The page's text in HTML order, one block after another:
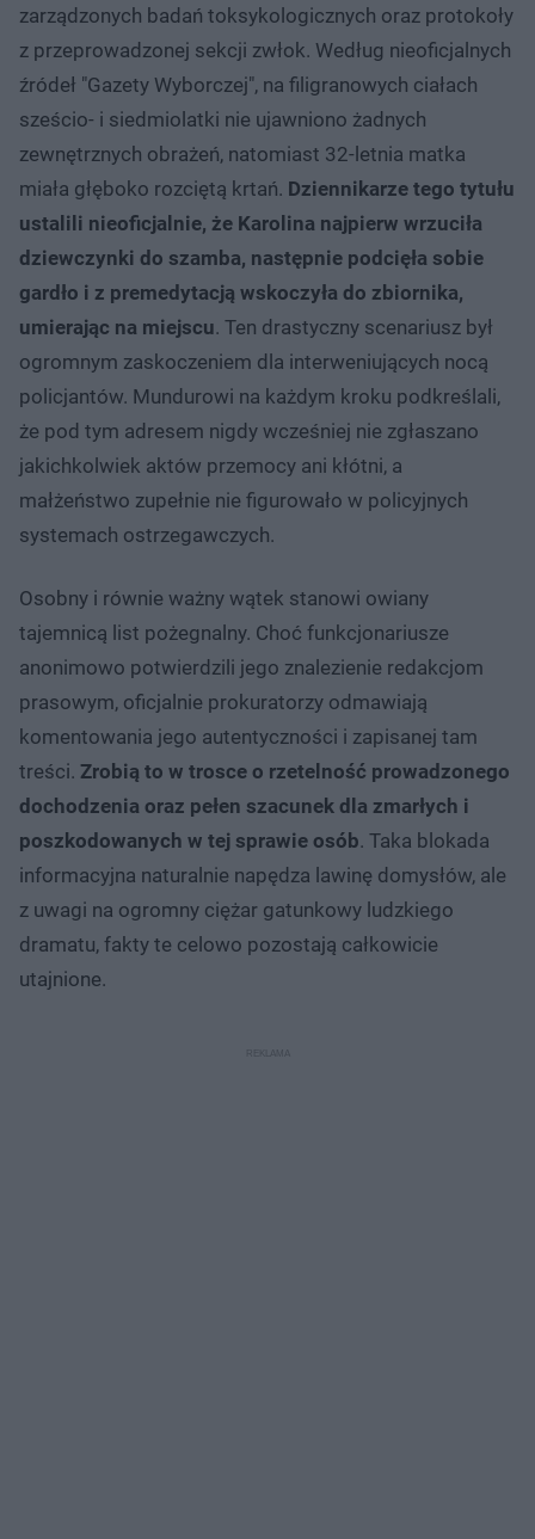
zarządzonych badań toksykologicznych oraz protokoły
z przeprowadzonej sekcji zwłok. Według nieoficjalnych
źródeł "Gazety Wyborczej", na filigranowych ciałach
sześcio- i siedmiolatki nie ujawniono żadnych
zewnętrznych obrażeń, natomiast 32-letnia matka
miała głęboko rozciętą krtań. Dziennikarze tego tytułu
ustalili nieoficjalnie, że Karolina najpierw wrzuciła
dziewczynki do szamba, następnie podcięła sobie
gardło i z premedytacją wskoczyła do zbiornika,
umierając na miejscu. Ten drastyczny scenariusz był
ogromnym zaskoczeniem dla interweniujących nocą
policjantów. Mundurowi na każdym kroku podkreślali,
że pod tym adresem nigdy wcześniej nie zgłaszano
jakichkolwiek aktów przemocy ani kłótni, a
małżeństwo zupełnie nie figurowało w policyjnych
systemach ostrzegawczych.
Osobny i równie ważny wątek stanowi owiany
tajemnicą list pożegnalny. Choć funkcjonariusze
anonimowo potwierdzili jego znalezienie redakcjom
prasowym, oficjalnie prokuratorzy odmawiają
komentowania jego autentyczności i zapisanej tam
treści. Zrobią to w trosce o rzetelność prowadzonego
dochodzenia oraz pełen szacunek dla zmarłych i
poszkodowanych w tej sprawie osób. Taka blokada
informacyjna naturalnie napędza lawinę domysłów, ale
z uwagi na ogromny ciężar gatunkowy ludzkiego
dramatu, fakty te celowo pozostają całkowicie
utajnione.